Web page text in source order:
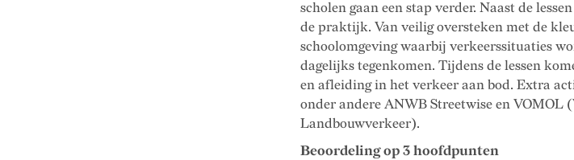
scholen gaan een stap verder. Naast de
de praktijk. Van veilig oversteken met de
schoolomgeving waarbij verkeerssituaties
dagelijks tegenkomen. Tijdens de lessen
en afleiding in het verkeer aan bod. Extra
onder andere ANWB Streetwise en VOMOL
Landbouwverkeer).
Beoordeling op 3 hoofdpunten